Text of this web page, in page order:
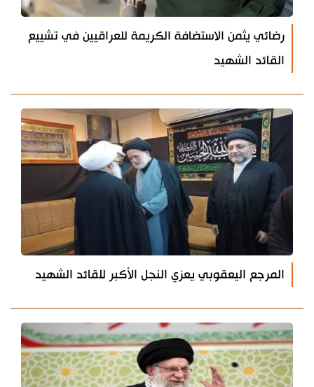
رضائي يثمن الاستضافة الكريمة للعراقيين في تشييع
القائد الشهيد
المرجع اليعقوبي يعزي النجل الأكبر للقائد الشهيد